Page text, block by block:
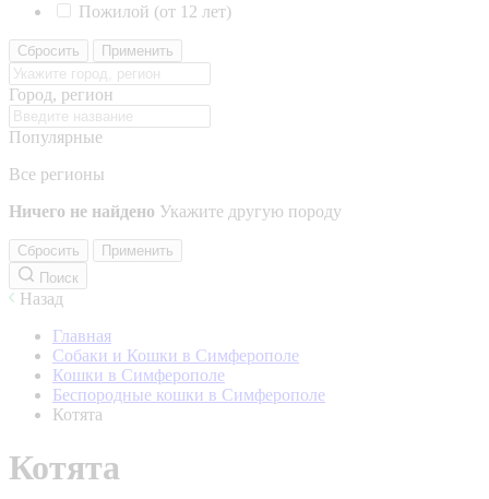
Пожилой (от 12 лет)
Сбросить Применить
Город, регион
Популярные
Все регионы
Ничего не найдено Укажите другую породу
Сбросить
Применить
Поиск
Назад
Главная
Собаки и Кошки в Симферополе
Кошки в Симферополе
Беспородные кошки в Симферополе
Котята
Котята